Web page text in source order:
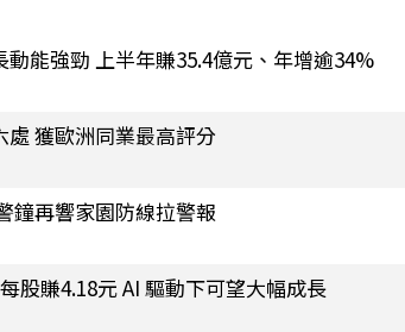
能強勁 上半年賺35.4億元、年增逾34%
獲歐洲同業最高評分
鐘再響家園防線拉警報
股賺4.18元 AI 驅動下可望大幅成長